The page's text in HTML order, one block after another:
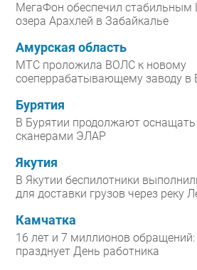
МегаФон обеспечил стабильным
озера Арахлей в Забайкалье
Амурская область
МТС проложила ВОЛС к новому
соеперрабатывающему заводу в
Бурятия
В Бурятии продолжают оснащать
сканерами ЭЛАР
Якутия
В Якутии беспилотники
для доставки грузов через реку
Камчатка
16 лет и 7 миллионов
празднует День работника